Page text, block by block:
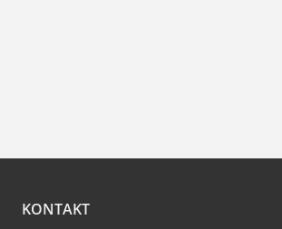
KONTAKT